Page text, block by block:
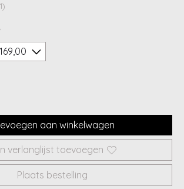
aan winkelwagen
verlanglijst toevoegen
Plaats bestelling